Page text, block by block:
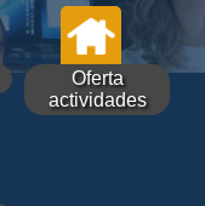
Oferta
actividades